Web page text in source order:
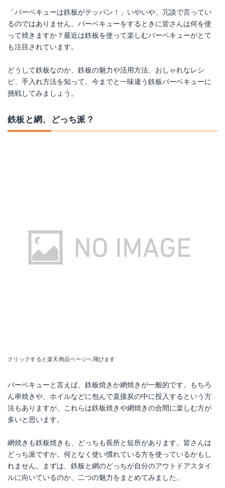
「バーベキューは鉄板がテッパン！」いやいや、冗談で言ってい
るのではありません。バーベキューをするときに皆さんは何を使
って焼きますか？最近は鉄板を使って楽しむバーベキューがとて
も注目されています。
どうして鉄板なのか、鉄板の魅力や活用方法、おしゃれなレシ
ピ、手入れ方法を知って、今までと一味違う鉄板バーベキューに
挑戦してみましょう。
鉄板と網、どっち派？
クリックすると楽天商品ページへ飛びます
バーベキューと言えば、鉄板焼きか網焼きが一般的です。もちろ
ん串焼きや、ホイルなどに包んで直接炭の中に投入するという方
法もありますが、これらは鉄板焼きや網焼きの合間に楽しむ方が
多いと思います。
網焼きも鉄板焼きも、どっちも長所と短所があります。皆さんは
どっち派ですか。何となく使い慣れている方を使っているかもし
れません。まずは、鉄板と網のどっちが自分のアウトドアスタイ
ルに向いているのか、二つの魅力をまとめてみました。